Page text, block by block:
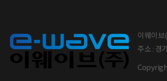
이웨이브
주소 : 경